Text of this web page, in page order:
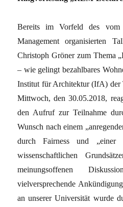
Bereits im Vorfeld des vom
Management organisierten
Christoph Gröner zum Thema
– wie gelingt bezahlbares
Institut für Architektur (IfA) der
Mittwoch, den 30.05.2018,
den Aufruf zur Teilnahme
Wunsch nach einem
durch Fairness und „einer
wissenschaftlichen
meinungsoffenen
vielversprechende
an unserer Universität wurde